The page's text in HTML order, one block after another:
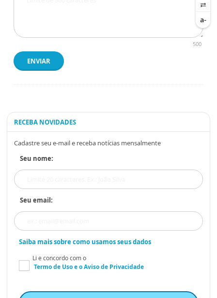
500
ENVIAR
RECEBA NOVIDADES
Cadastre seu e-mail e receba notícias mensalmente
Seu nome:
Seu email:
Saiba mais sobre como usamos seus dados
Li e concordo com o
Termo de Usoe oAviso de Privacidade